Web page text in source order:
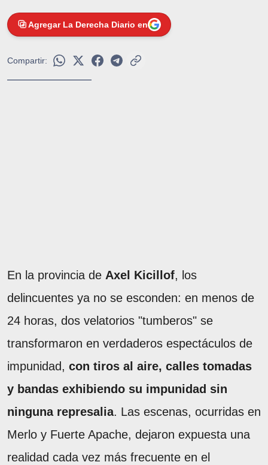
Agregar La Derecha Diario en
Compartir:
En la provincia de Axel Kicillof, los
delincuentes ya no se esconden: en menos de
24 horas, dos velatorios "tumberos" se
transformaron en verdaderos espectáculos de
impunidad, con tiros al aire, calles tomadas
y bandas exhibiendo su impunidad sin
ninguna represalia. Las escenas, ocurridas en
Merlo y Fuerte Apache, dejaron expuesta una
realidad cada vez más frecuente en el